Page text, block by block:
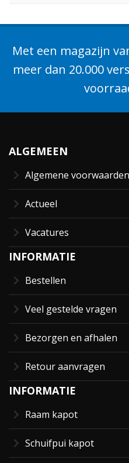
Met een magazijn
meer dan 20.000
ALGEMEEN
Algemene voorwaarden
Actueel
Vacatures
INFORMATIE
Bestellen
Veel gestelde vragen
Bezorgen en afhalen
Retour aanvragen
INFORMATIE
Raam kapot
Schuifpui kapot